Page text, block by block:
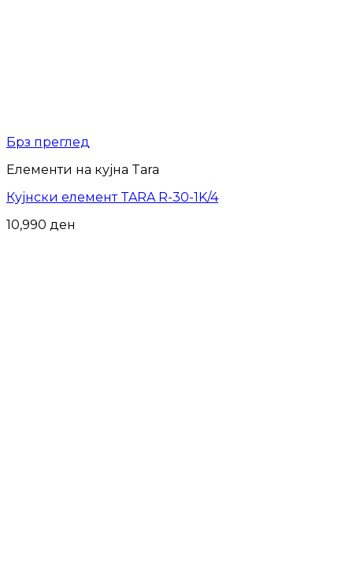
Брз преглед
Елементи на кујна Tara
Кујнски елемент TARA R-30-1K/4
10,990 ден